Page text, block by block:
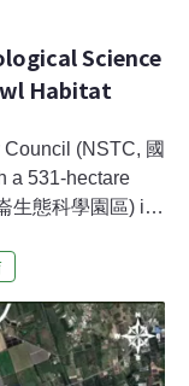
Science
Habitat
(NSTC, 國
a 531-hectare
生態科學園區) in
the
habitat. For the